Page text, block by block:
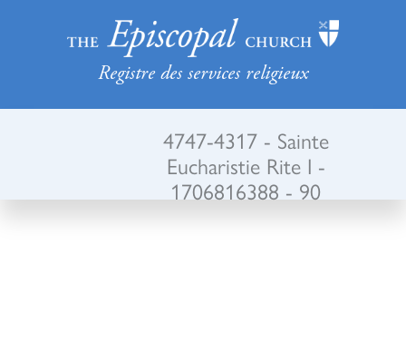
Registre des services religieux
4747-4317 - Sainte
Eucharistie Rite I -
1706816388 - 90